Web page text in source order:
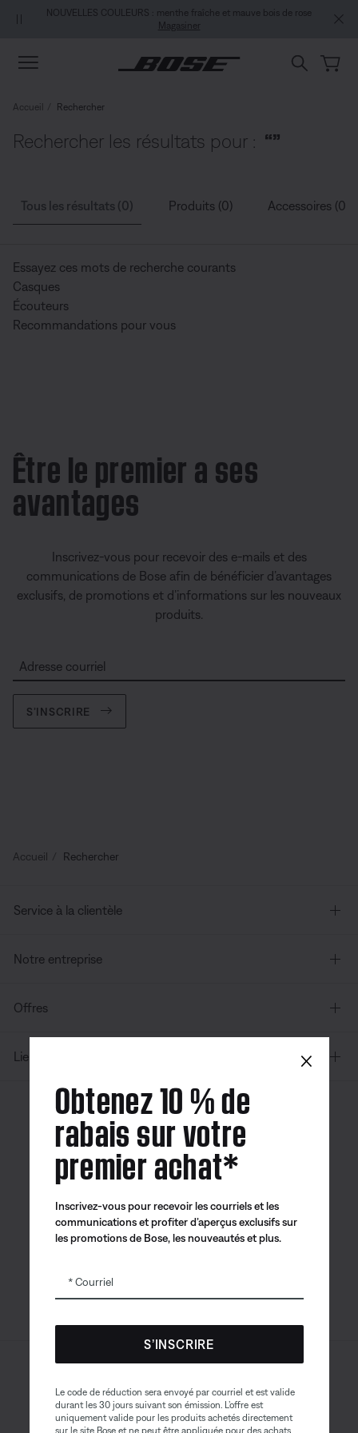
Aller au contenu principal
Passer au Clavardage de soutien
Aller au contenu du pied de page
Passer à la Déclaration d’accessibilité
NOUVELLES COULEURS : menthe fraîche et mauve bois de rose
Magasiner
Accueil Rechercher
Rechercher les résultats pour : “”
Tous les résultats (0) Produits (0) Accessoires (0)
Essayez ces mots de recherche courants
Casques
Écouteurs
Recommandations pour vous
Être le premier a ses
avantages
Inscrivez-vous pour recevoir des e-mails et des
communications de Bose afin de bénéficier d’avantages
exclusifs, de promotions et d’informations sur les nouveaux
produits.
Adresse courriel
S’INSCRIRE
Accueil Rechercher
Service à la clientèle
Notre entreprise
Offres
Liens supplémentaires
| Français
Application
Bose
Bose Connect
Bose QCE
Mention juridique
×
Obtenez 10 % de
rabais sur votre
premier achat*
Inscrivez-vous pour recevoir les courriels et les
communications et profiter d’aperçus exclusifs sur
les promotions de Bose, les nouveautés et plus.
Courriel
S’INSCRIRE
Le code de réduction sera envoyé par courriel et est valide
durant les 30 jours suivant son émission. L’offre est
uniquement valide pour les produits achetés directement
sur le site Bose et ne peut être appliquée pour des achats